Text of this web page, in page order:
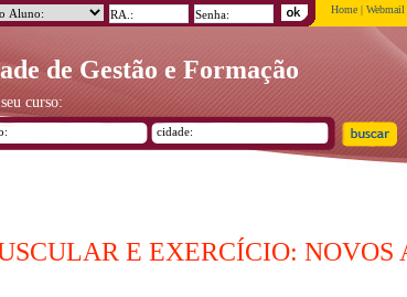
de Gestão e Formação
Home | Webmail
curso:
E EXERCÍCIO: NOVOS